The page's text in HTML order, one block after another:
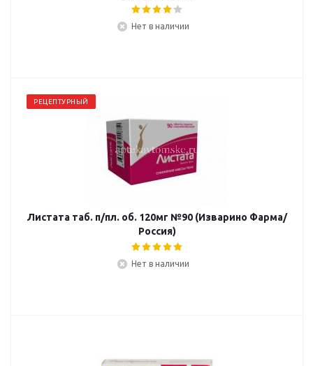
Нет в наличии
РЕЦЕПТУРНЫЙ
Листата таб. п/пл. об. 120мг №90 (Изварино Фарма/
Россия)
Нет в наличии